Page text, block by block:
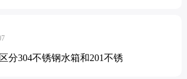
分304不锈钢水箱和201不锈